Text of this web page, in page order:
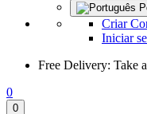
Criar
Iniciar
Free Delivery: Take
0
0